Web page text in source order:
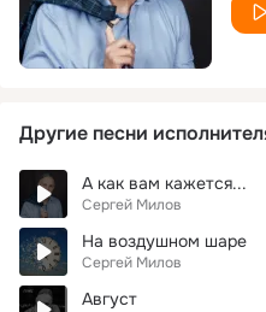
Другие песни
А как вам кажется...
Сергей Милов
На воздушном шаре
Сергей Милов
Август